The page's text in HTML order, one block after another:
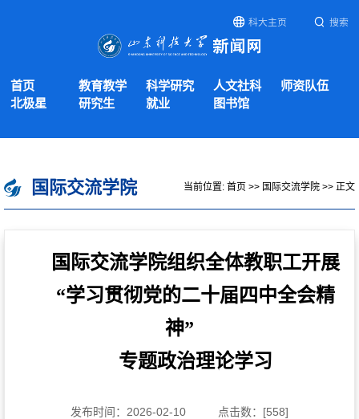
科大主页 搜索
首页 教育教学 科学研究 人文社科
师资队伍
北极星
研究生 就业 图书馆
国际交流学院 当前位置: 首页 >> 国际交流学院 >> 正文
国际交流学院组织全体教职工开展
“学习贯彻党的二十届四中全会精
神”
专题政治理论学习
发布时间：2026-02-10 点击数：[558]